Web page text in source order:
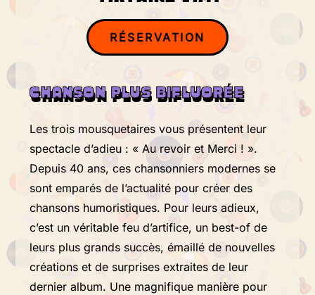
RÉSERVATION
CHANSON PLUS BIFLUORÉE
Les trois mousquetaires vous présentent leur
spectacle d’adieu : « Au revoir et Merci ! ».
Depuis 40 ans, ces chansonniers modernes se
sont emparés de l’actualité pour créer des
chansons humoristiques. Pour leurs adieux,
c’est un véritable feu d’artifice, un best-of de
leurs plus grands succès, émaillé de nouvelles
créations et de surprises extraites de leur
dernier album. Une magnifique manière pour